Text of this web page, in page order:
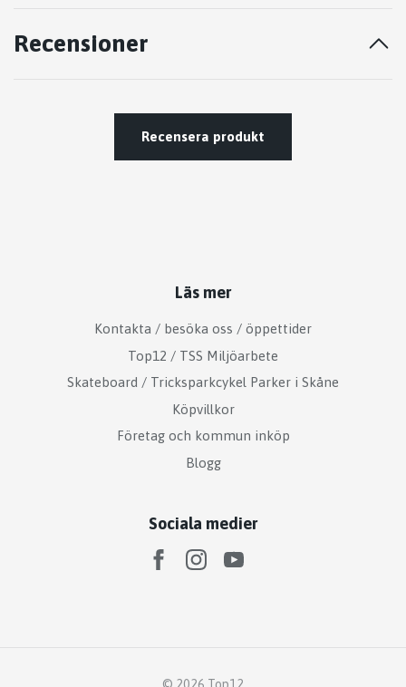
Recensioner
Recensera produkt
Läs mer
Kontakta / besöka oss / öppettider
Top12 / TSS Miljöarbete
Skateboard / Tricksparkcykel Parker i Skåne
Köpvillkor
Företag och kommun inköp
Blogg
Sociala medier
© 2026 Top12